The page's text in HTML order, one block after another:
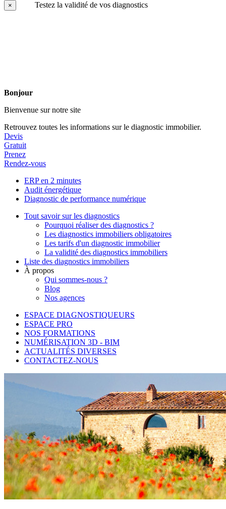
× Testez la validité de vos diagnostics
Bonjour
Bienvenue sur notre site
Retrouvez toutes les informations sur le diagnostic immobilier.
Devis
Gratuit
Prenez
Rendez-vous
ERP en 2 minutes
Audit énergétique
Diagnostic de performance numérique
Tout savoir sur les diagnostics
Pourquoi réaliser des diagnostics ?
Les diagnostics immobiliers obligatoires
Les tarifs d'un diagnostic immobilier
La validité des diagnostics immobiliers
Liste des diagnostics immobiliers
À propos
Qui sommes-nous ?
Blog
Nos agences
ESPACE DIAGNOSTIQUEURS
ESPACE PRO
NOS FORMATIONS
NUMÉRISATION 3D - BIM
ACTUALITÉS DIVERSES
CONTACTEZ-NOUS